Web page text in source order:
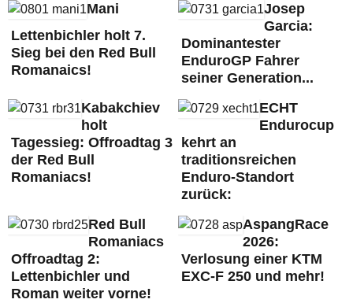
Mani
Lettenbichler holt 7.
Sieg bei den Red Bull
Romanaics!
Josep
Garcia:
Dominantester
EnduroGP Fahrer
seiner Generation...
Kabakchiev
holt
Tagessieg: Offroadtag 3
der Red Bull
Romaniacs!
ECHT
Endurocup
kehrt an
traditionsreichen
Enduro-Standort
zurück:
Red Bull
Romaniacs
Offroadtag 2:
Lettenbichler und
Roman weiter vorne!
AspangRace
2026:
Verlosung einer KTM
EXC-F 250 und mehr!